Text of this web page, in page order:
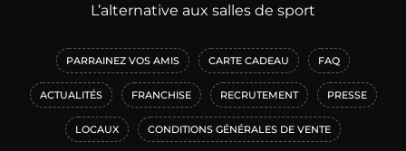
L’alternative aux salles de sport
PARRAINEZ VOS AMIS CARTE CADEAU FAQ
ACTUALITÉS FRANCHISE RECRUTEMENT PRESSE
LOCAUX CONDITIONS GÉNÉRALES DE VENTE